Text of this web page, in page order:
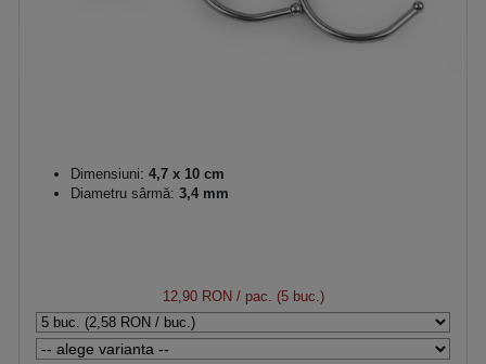
Dimensiuni: 4,7 x 10 cm
Diametru sârmă: 3,4 mm
12,90 RON/ pac. (5 buc.)